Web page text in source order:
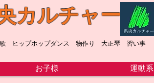
カルチャー
ヒップホップダンス 物作り 大正琴 習い事
お子様 運動系